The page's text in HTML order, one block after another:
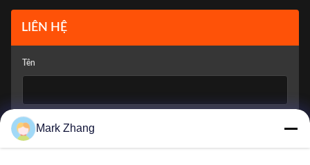
LIÊN HỆ
Tên
Email Công Ty
Mark Zhang